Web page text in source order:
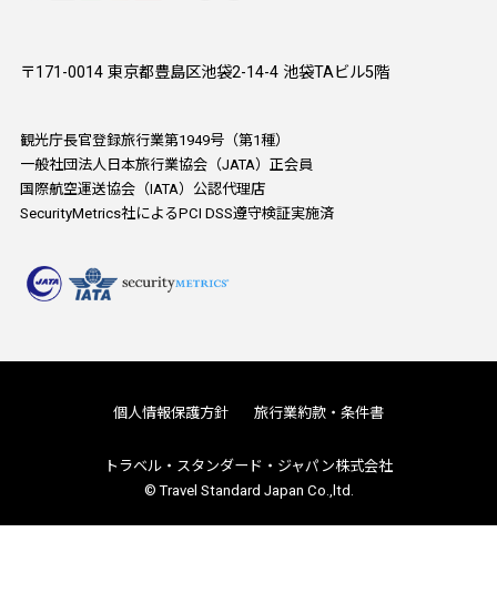
〒171-0014 東京都豊島区池袋2-14-4 池袋TAビル5階
観光庁長官登録旅行業第1949号（第1種）
一般社団法人日本旅行業協会（JATA）正会員
国際航空運送協会（IATA）公認代理店
SecurityMetrics社によるPCI DSS遵守検証実施済
個人情報保護方針 旅行業約款・条件書
トラベル・スタンダード・ジャパン株式会社
© Travel Standard Japan Co.,ltd.